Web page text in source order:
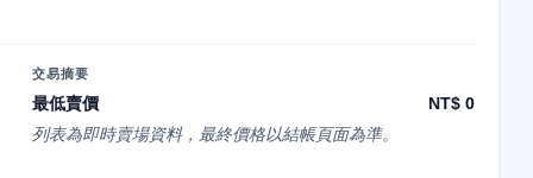
交易摘要
最低賣價
NT$ 0
列表為即時賣場資料，最終價格以結帳頁面為準。